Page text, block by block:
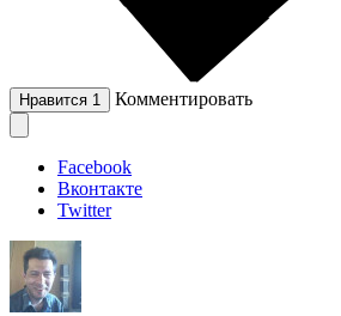
Нравится 1 Комментировать
Facebook
Вконтакте
Twitter